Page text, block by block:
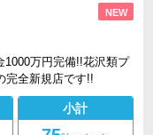
1000万円完備!!花沢類プ
完全新規店です!!
小計
NEW